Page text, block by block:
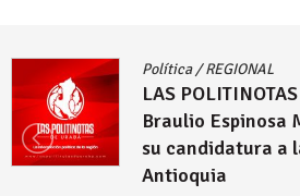
Política/REGIONAL
LAS
Braulio Espinosa
su candidatura a
Antioquia